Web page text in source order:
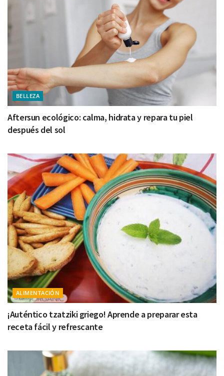
BELLEZA
Aftersun ecológico: calma, hidrata y repara tu piel
después del sol
ALIMENTACIÓN
¡Auténtico tzatziki griego! Aprende a preparar esta
receta fácil y refrescante